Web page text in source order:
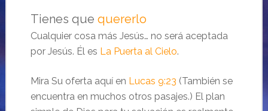
Tienes que quererlo
Cualquier cosa más Jesús… no será aceptada
por Jesús. Él es La Puerta al Cielo.
Mira Su oferta aquí en Lucas 9:23 (También se
encuentra en muchos otros pasajes.) El plan